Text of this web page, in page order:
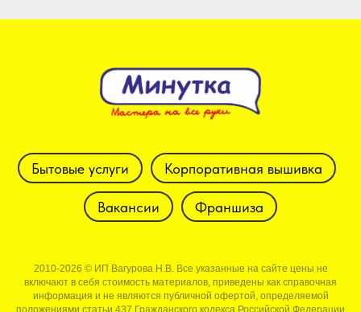
Бытовые услуги Корпоративная вышивка
Вакансии Франшиза
2010-2026 © ИП Вагурова Н.В. Все указанные на сайте цены не
включают в себя стоимость материалов, приведены как справочная
информация и не являются публичной офертой, определяемой